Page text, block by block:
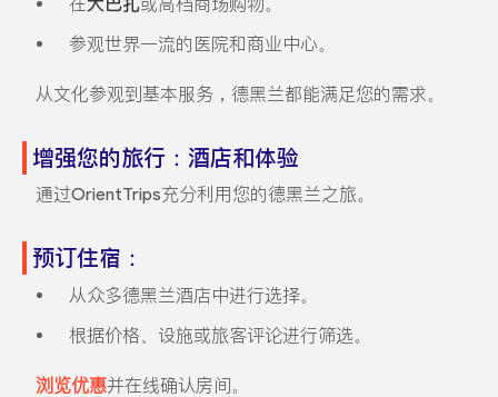
参观世界一流的医院和商业中心。
从文化参观到基本服务，德黑兰都能满足您的需求。
增强您的旅行：酒店和体验
通过OrientTrips充分利用您的德黑兰之旅。
预订住宿：
从众多德黑兰酒店中进行选择。
根据价格、设施或旅客评论进行筛选。
浏览优惠并在线确认房间。